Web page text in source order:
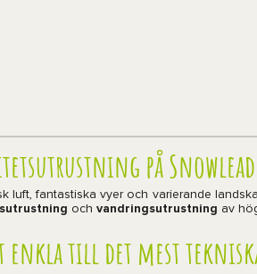
på
luft, fantastiska vyer och varierande
och vandringsutrustning av
till det mest